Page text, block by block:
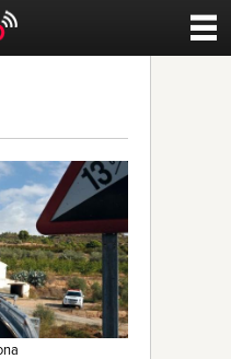
Esports
Noticies
Qui Som